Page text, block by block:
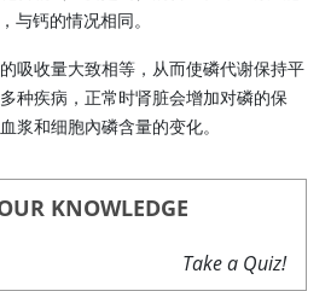
与钙的情况相同。
吸收量大致相等，从而使磷代谢保持平
种疾病，正常时肾脏会增加对磷的保
浆和细胞內磷含量的变化。
KNOWLEDGE
Take a Quiz!